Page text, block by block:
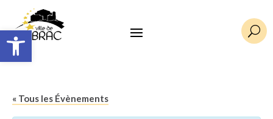
Ouvrir la barre d’outils U
« Tous les Évènements